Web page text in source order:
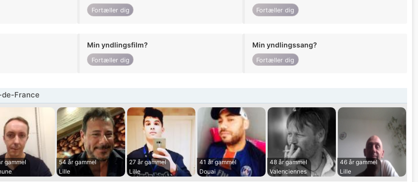
Fortæller dig Fortæller dig
Min yndlingsfilm?
Fortæller dig
Min yndlingssang?
Fortæller dig
France
gammel
54 år gammel
Lille
27 år gammel
Lille
41 år gammel
Douai
48 år gammel
Valenciennes
46 år gammel
Lille